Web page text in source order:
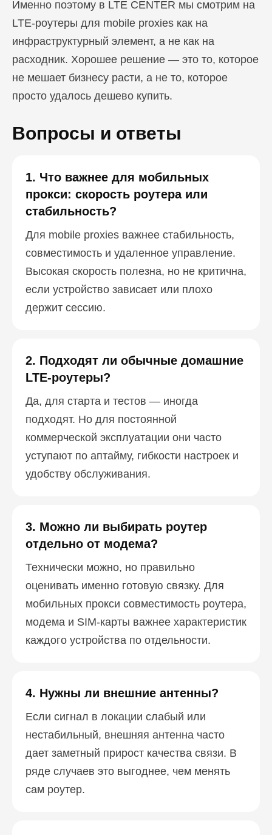
Именно поэтому в LTE CENTER мы смотрим на
LTE-роутеры для mobile proxies как на
инфраструктурный элемент, а не как на
расходник. Хорошее решение — это то, которое
не мешает бизнесу расти, а не то, которое
просто удалось дешево купить.
Вопросы и ответы
1. Что важнее для мобильных
прокси: скорость роутера или
стабильность?
Для mobile proxies важнее стабильность,
совместимость и удаленное управление.
Высокая скорость полезна, но не критична,
если устройство зависает или плохо
держит сессию.
2. Подходят ли обычные домашние
LTE-роутеры?
Да, для старта и тестов — иногда
подходят. Но для постоянной
коммерческой эксплуатации они часто
уступают по аптайму, гибкости настроек и
удобству обслуживания.
3. Можно ли выбирать роутер
отдельно от модема?
Технически можно, но правильно
оценивать именно готовую связку. Для
мобильных прокси совместимость роутера,
модема и SIM-карты важнее характеристик
каждого устройства по отдельности.
4. Нужны ли внешние антенны?
Если сигнал в локации слабый или
нестабильный, внешняя антенна часто
дает заметный прирост качества связи. В
ряде случаев это выгоднее, чем менять
сам роутер.